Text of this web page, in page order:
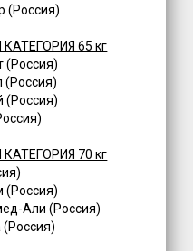
(Россия)
65 кг
(Россия)
(Россия)
70 кг
(Россия)
Али (Россия)